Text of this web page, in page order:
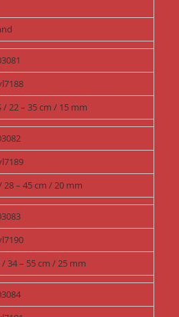
/ 22 – 35 cm / 15 mm
28 – 45 cm / 20 mm
/ 34 – 55 cm / 25 mm